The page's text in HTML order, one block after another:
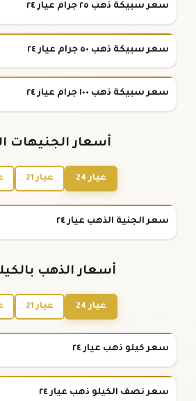
سعر سبيكة ذهب ٢٥ جرام عيار ٢٤
سعر سبيكة ذهب ٥٠ جرام عيار ٢٤
سعر سبيكة ذهب ١٠٠ جرام عيار ٢٤
أسعار الجنيهات
عيار 24 عيار 21
سعر الجنية الذهب عيار ٢٤
أسعار الذهب
عيار 24 عيار 21
سعر كيلو ذهب عيار ٢٤
سعر نصف الكيلو ذهب عيار ٢٤